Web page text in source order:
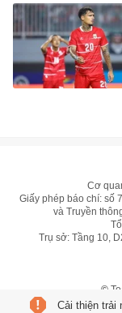
Cơ
Giấy phép báo chí: số
và Truyền
Trụ sở: Tầng 10,
©
Cải thiện trải